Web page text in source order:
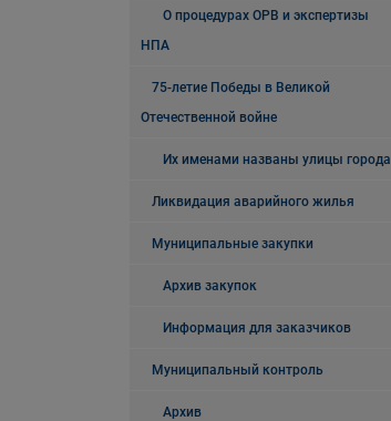
О процедурах ОРВ и экспертизы
НПА
75-летие Победы в Великой
Отечественной войне
Их именами названы улицы города
Ликвидация аварийного жилья
Муниципальные закупки
Архив закупок
Информация для заказчиков
Муниципальный контроль
Архив